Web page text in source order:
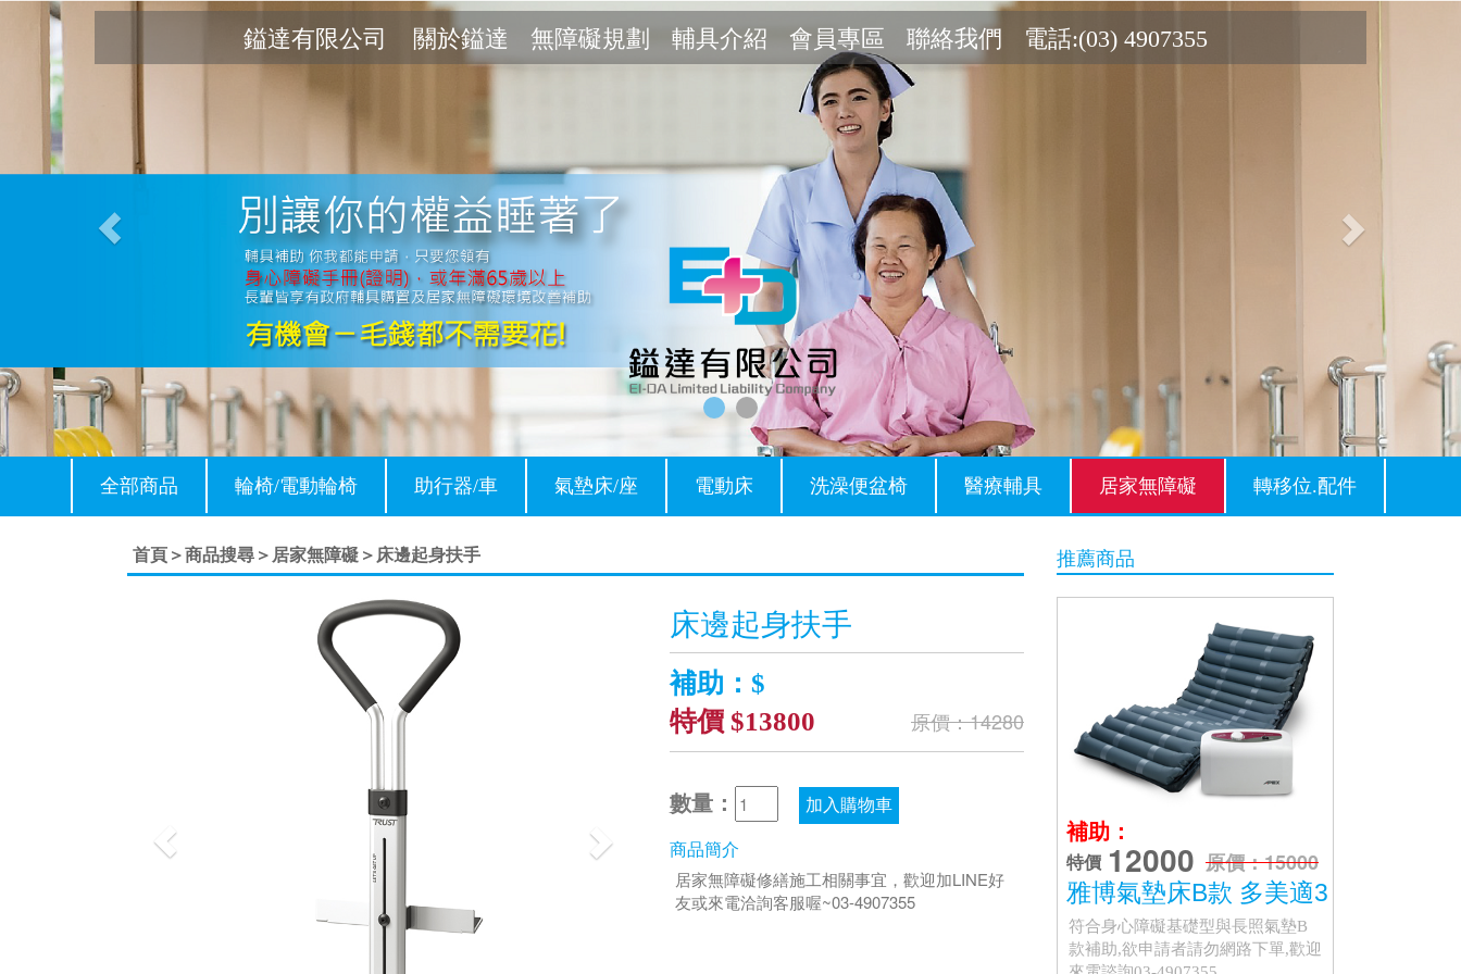
鎰達有限公司 關於鎰達 無障礙規劃 輔具介紹 會員專區 聯絡我們 電話:(03) 4907355
Previous Next
全部商品 輪椅/電動輪椅 助行器/車 氣墊床/座 電動床 洗澡便盆椅 醫療輔具 居家無障礙 轉移位.配件
首頁＞商品搜尋＞ 居家無障礙＞ 床邊起身扶手
床邊起身扶手
補助：$
特價 $13800
原價：14280
數量： 加入購物車
商品簡介
居家無障礙修繕施工相關事宜，歡迎加LINE好
友或來電洽詢客服喔~03-4907355
推薦商品
補助：
特價 12000 原價：15000
雅博氣墊床B款 多美適3
符合身心障礙基礎型與長照氣墊B
款補助,欲申請者請勿網路下單,歡迎